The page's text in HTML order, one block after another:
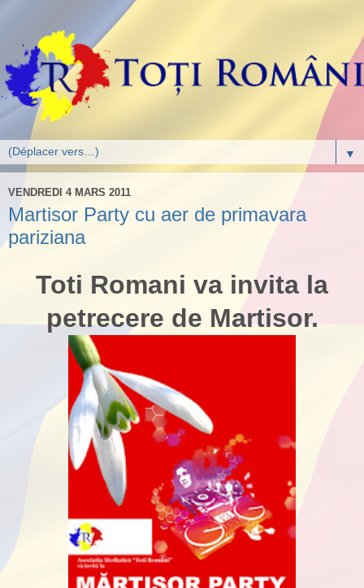
▼
VENDREDI 4 MARS 2011
Martisor Party cu aer de primavara
pariziana
Toti Romani va invita la
petrecere de Martisor.